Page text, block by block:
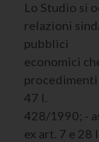
Lo Studio si
relazioni
pubblici
economici
procedimenti
47 l.
428/1990; -
ex art. 7 e 28